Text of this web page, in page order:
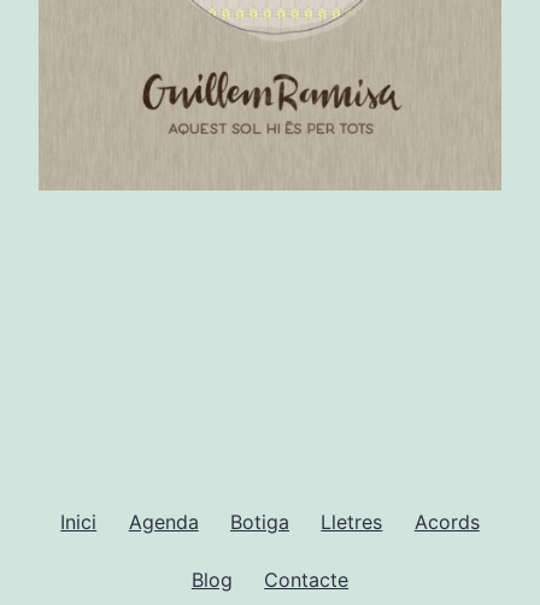
Inici Agenda Botiga Lletres Acords
Blog Contacte